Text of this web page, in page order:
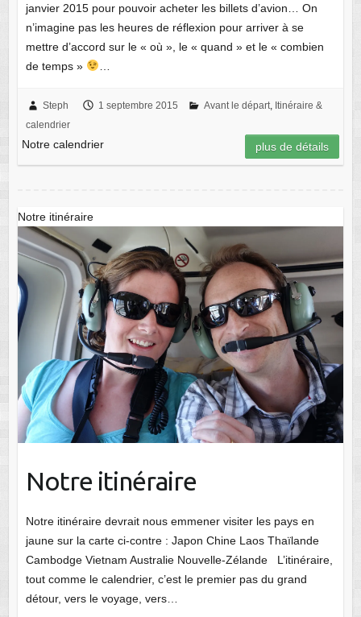
janvier 2015 pour pouvoir acheter les billets d’avion… On
n’imagine pas les heures de réflexion pour arriver à se
mettre d’accord sur le « où », le « quand » et le « combien
de temps »
Steph 1 septembre 2015 Avant le départ, Itinéraire &
calendrier
Notre calendrier plus de détails
Notre itinéraire
Notre itinéraire
Notre itinéraire devrait nous emmener visiter les pays en
jaune sur la carte ci-contre : Japon Chine Laos Thaïlande
Cambodge Vietnam Australie Nouvelle-Zélande L’itinéraire,
tout comme le calendrier, c’est le premier pas du grand
détour, vers le voyage, vers…